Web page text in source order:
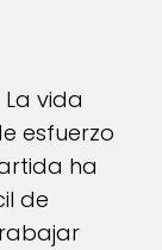
vida
esfuerzo
ha
de